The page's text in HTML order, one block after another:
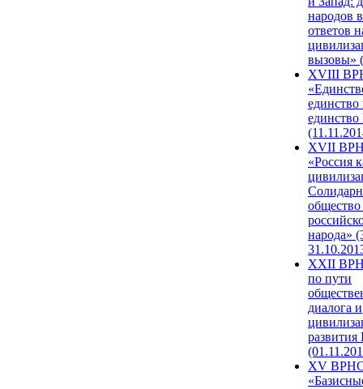
народов
ответов
вызовы»
XVIII
единство
единство
XVII
«Россия
народа»
XXII
по пути
диалога и
развития
XV